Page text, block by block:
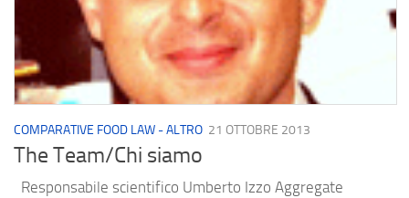
COMPARATIVE FOOD LAW - ALTRO 21 OTTOBRE 2013
The Team/Chi siamo
Responsabile scientifico Umberto Izzo Aggregate